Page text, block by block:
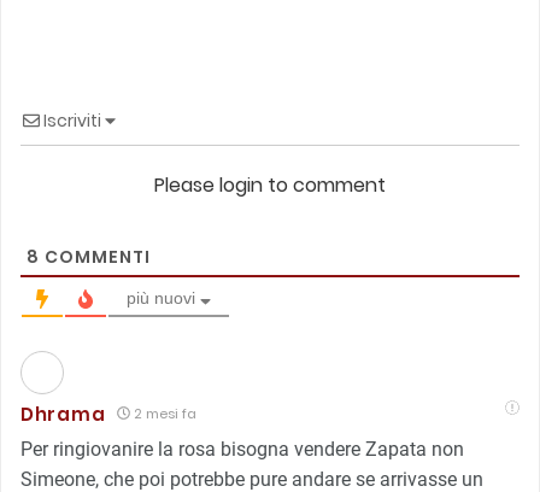
Iscriviti
Please login to comment
8 COMMENTI
più nuovi
Dhrama 2 mesi fa
Per ringiovanire la rosa bisogna vendere Zapata non
Simeone, che poi potrebbe pure andare se arrivasse un